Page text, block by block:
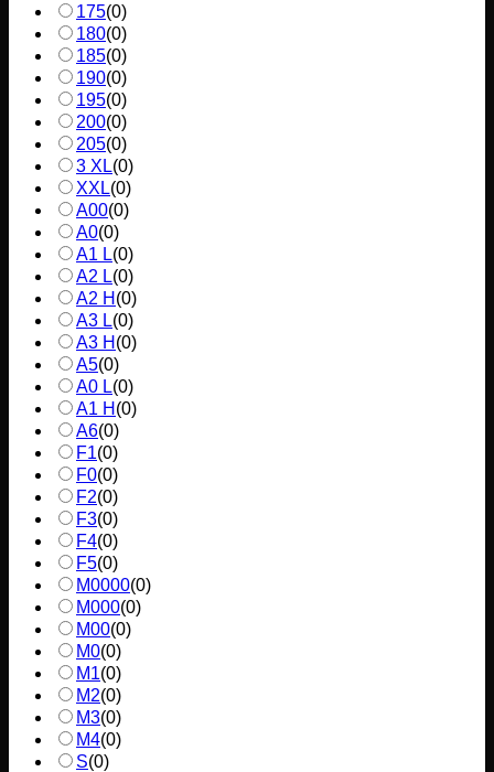
175(0)
180(0)
185(0)
190(0)
195(0)
200(0)
205(0)
3 XL(0)
XXL(0)
A00(0)
A0(0)
A1 L(0)
A2 L(0)
A2 H (0)
A3 L(0)
A3 H (0)
A5(0)
A0 L(0)
A1 H (0)
A6(0)
F1(0)
F0(0)
F2(0)
F3(0)
F4(0)
F5(0)
M0000(0)
M000(0)
M00(0)
M0(0)
M1(0)
M2(0)
M3(0)
M4(0)
S(0)